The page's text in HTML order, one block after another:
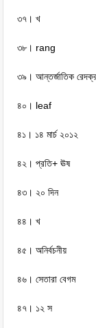
৩৭। খ
৩৮। rang
৩৯। আন্তর্জাতিক
৪০। leaf
৪১। ১৪ মার্চ ২০১২
৪২। প্রতি+ ঊষ
৪৩। ২০ দিন
৪৪। খ
৪৫। অনির্বচনীয়
৪৬। সেতারা বেগম
৪৭। ১২ স